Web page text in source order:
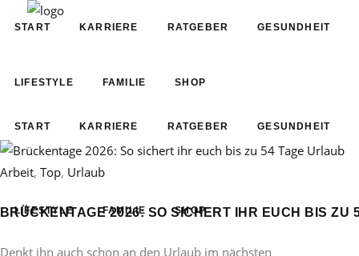
START KARRIERE RATGEBER GESUNDHEIT
LIFESTYLE FAMILIE SHOP
START KARRIERE RATGEBER GESUNDHEIT
LIFESTYLE FAMILIE SHOP
Arbeit, Top, Urlaub
BRÜCKENTAGE 2026: SO SICHERT IHR EUCH BIS ZU
Denkt ihn auch schon an den Urlaub im nächsten